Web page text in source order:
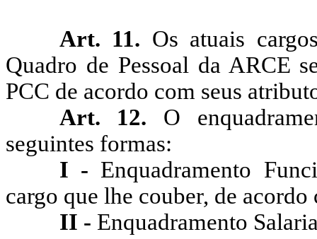
Art. 11. Os atuais
Quadro de Pessoal da ARCE
PCC de acordo com seus
Art. 12. O
seguintes formas:
I - Enquadramento
cargo que lhe couber, de
II - Enquadramento